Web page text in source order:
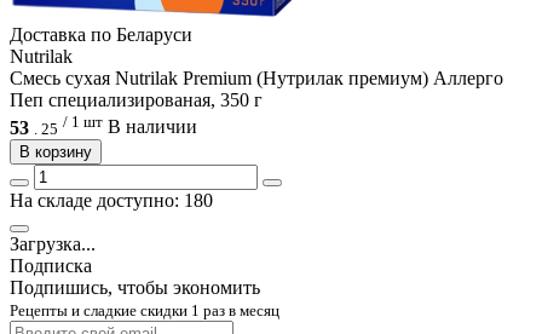
Доcтавка по Беларуси
Nutrilak
Смесь сухая Nutrilak Premium (Нутрилак премиум) Аллерго
Пеп специализированая, 350 г
53
25 / 1 шт В наличии
В корзину
На складе доступно: 180
Загрузка...
Подписка
Подпишись, чтобы экономить
Рецепты и сладкие скидки 1 раз в месяц